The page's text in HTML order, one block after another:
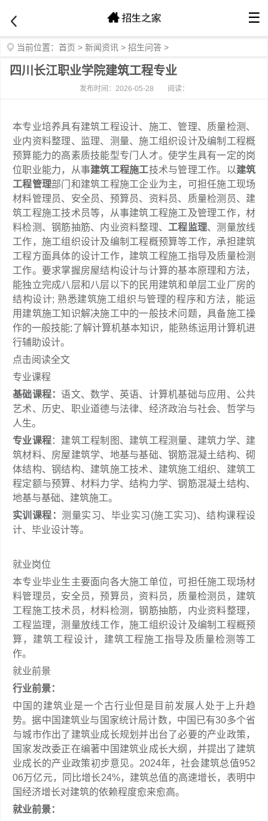
☰
当前位置： 首页 > 新闻资讯 > 招生问答 >
四川长江职业学院建筑工程专业
发布时间：2026-05-28 阅读：
本专业培养具有建筑工程设计、施工、管理、质量检测、
业内资料整理、监理、测量、施工组织设计及编制工程概
预算能力的高素质技能型专门人才。使学生具有一定的岗
位职业能力，从事建筑工程施工技术与管理工作。以建筑
工程管理部门和建筑工程施工企业为主，可担任施工现场
材料管理员、安全员、预算员、资料员、质量检测员、建
筑工程施工技术员等，从事建筑工程施工及管理工作，材
料检测、钢筋抽筋、内业资料整理、 工程监理、测量放线
工作，施工组织设计及编制工程概预算等工作，承担建筑
工程方面具体的设计工作，建筑工程施工指导及质量检测
工作。要求掌握房屋结构设计与计算的基本原理和方法，
能独立完成八层和八层以下的民用建筑和单层工业厂房的
结构设计; 熟悉建筑施工组织与管理的程序和方法，能运
用建筑施工知识解决施工中的一般技术问题，具备施工操
作的一般技能;了解计算机基本知识，能熟练运用计算机进
行辅助设计。
点击阅读全文
专业课程
基础课程：语文、数学、英语、计算机基础与应用、公共
艺术、历史、职业道德与法律、经济政治与社会、哲学与
人生。
专业课程：建筑工程制图、建筑工程测量、建筑力学、建
筑材料、房屋建筑学、地基与基础、钢筋混凝土结构、砌
体结构、钢结构、建筑施工技术、建筑施工组织、建筑工
程定额与预算、材料力学、结构力学、钢筋混凝土结构、
地基与基础、建筑施工。
实训课程：测量实习、毕业实习(施工实习)、结构课程设
计、毕业设计等。
就业岗位
本专业毕业生主要面向各大施工单位，可担任施工现场材
料管理员，安全员，预算员，资料员，质量检测员，建筑
工程施工技术员，材料检测，钢筋抽筋，内业资料整理，
工程监理，测量放线工作，施工组织设计及编制工程概预
算，建筑工程设计，建筑工程施工指导及质量检测等工
作。
就业前景
行业前景：
中国的建筑业是一个古行业但是目前发展人处于上升趋
势。据中国建筑业与国家统计局计数，中国已有30多个省
与城市作出了建筑业成长规划并出台了必要的产业政策，
国家发改委正在编著中国建筑业成长大纲，并提出了建筑
业成长的产业政策初步意见。2024年，社会建筑总值952
06万亿元，同比增长24%，建筑总值的高速增长，表明中
国经济增长对建筑的依赖程度愈来愈高。
就业前景：